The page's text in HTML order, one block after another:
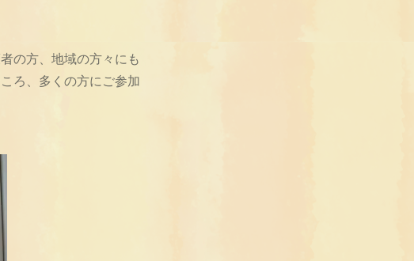
の方、地域の方々にも
ろ、多くの方にご参加